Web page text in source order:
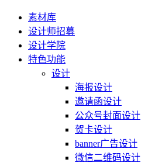
素材库
设计师招募
设计学院
特色功能
设计
海报设计
邀请函设计
公众号封面设计
贺卡设计
banner广告设计
微信二维码设计